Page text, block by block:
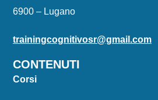
6900 – Lugano
trainingcognitivosr@gmail.com
CONTENUTI
Corsi